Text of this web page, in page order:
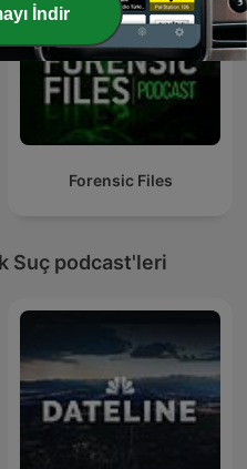
Forensic Files
Suç podcast'leri
İndir